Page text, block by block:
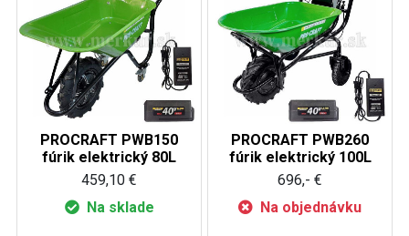
PROCRAFT PWB150
fúrik elektrický 80L
459,10 €
Na sklade
PROCRAFT PWB260
fúrik elektrický 100L
696,- €
Na objednávku